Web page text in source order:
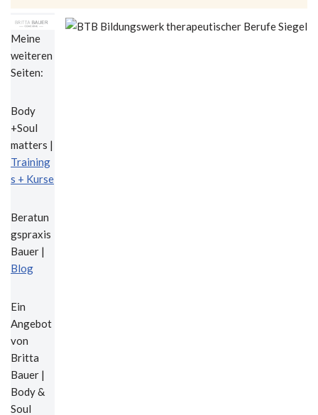
Meine
weiteren
Seiten:
Body
+Soul
matters |
Training
s + Kurse
Beratun
gspraxis
Bauer |
Blog
Ein
Angebot
von
Britta
Bauer |
Body &
Soul